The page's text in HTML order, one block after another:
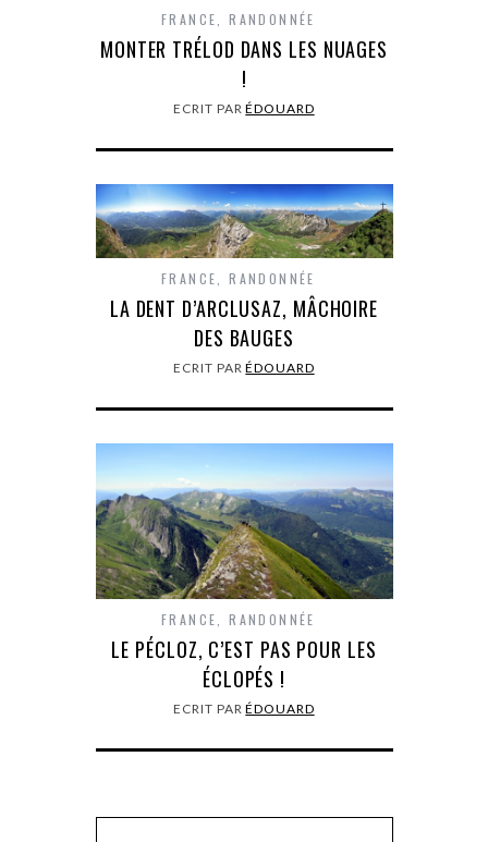
FRANCE ,RANDONNÉE
MONTER TRÉLOD DANS LES NUAGES
!
ECRIT PARÉDOUARD
FRANCE ,RANDONNÉE
LA DENT D’ARCLUSAZ, MÂCHOIRE
DES BAUGES
ECRIT PARÉDOUARD
FRANCE ,RANDONNÉE
LE PÉCLOZ, C’EST PAS POUR LES
ÉCLOPÉS !
ECRIT PARÉDOUARD